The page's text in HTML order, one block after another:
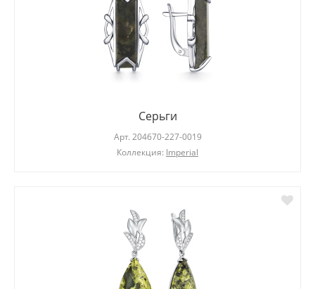
Серьги
Арт. 204670-227-0019
Коллекция: Imperial